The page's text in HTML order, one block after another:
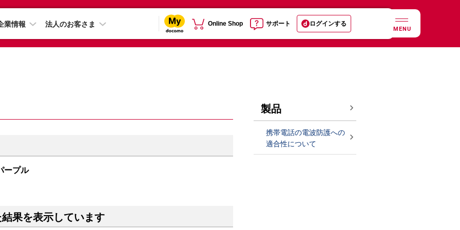
業情報 法人のお客さま Online Shop サポート ログインする
MENU
ープル
果を表示しています
製品
携帯電話の電波防護への
適合性について